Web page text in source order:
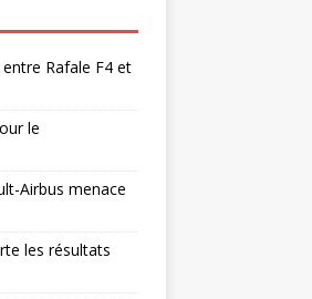
Rafale F4 et
le
Airbus menace
les résultats